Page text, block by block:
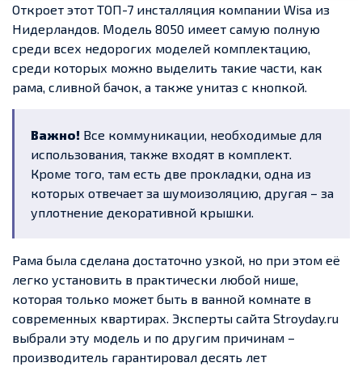
Откроет этот ТОП-7 инсталляция компании Wisa из
Нидерландов. Модель 8050 имеет самую полную
среди всех недорогих моделей комплектацию,
среди которых можно выделить такие части, как
рама, сливной бачок, а также унитаз с кнопкой.
Важно! Все коммуникации, необходимые для
использования, также входят в комплект.
Кроме того, там есть две прокладки, одна из
которых отвечает за шумоизоляцию, другая – за
уплотнение декоративной крышки.
Рама была сделана достаточно узкой, но при этом её
легко установить в практически любой нише,
которая только может быть в ванной комнате в
современных квартирах. Эксперты сайта Stroyday.ru
выбрали эту модель и по другим причинам –
производитель гарантировал десять лет